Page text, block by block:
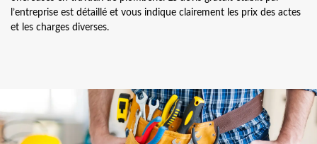
l’entreprise est détaillé et vous indique clairement les prix des actes
et les charges diverses.